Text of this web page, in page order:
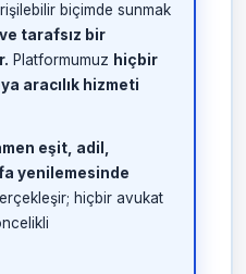
biçimde sunmak
ve tarafsız bir
Platformumuz hiçbir
aracılık hizmeti
eşit, adil,
yenilemesinde
hiçbir avukat